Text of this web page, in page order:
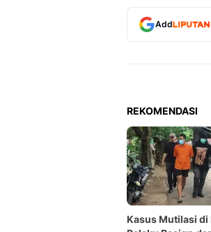
Add
REKOMENDASI
Kasus Mutilasi di